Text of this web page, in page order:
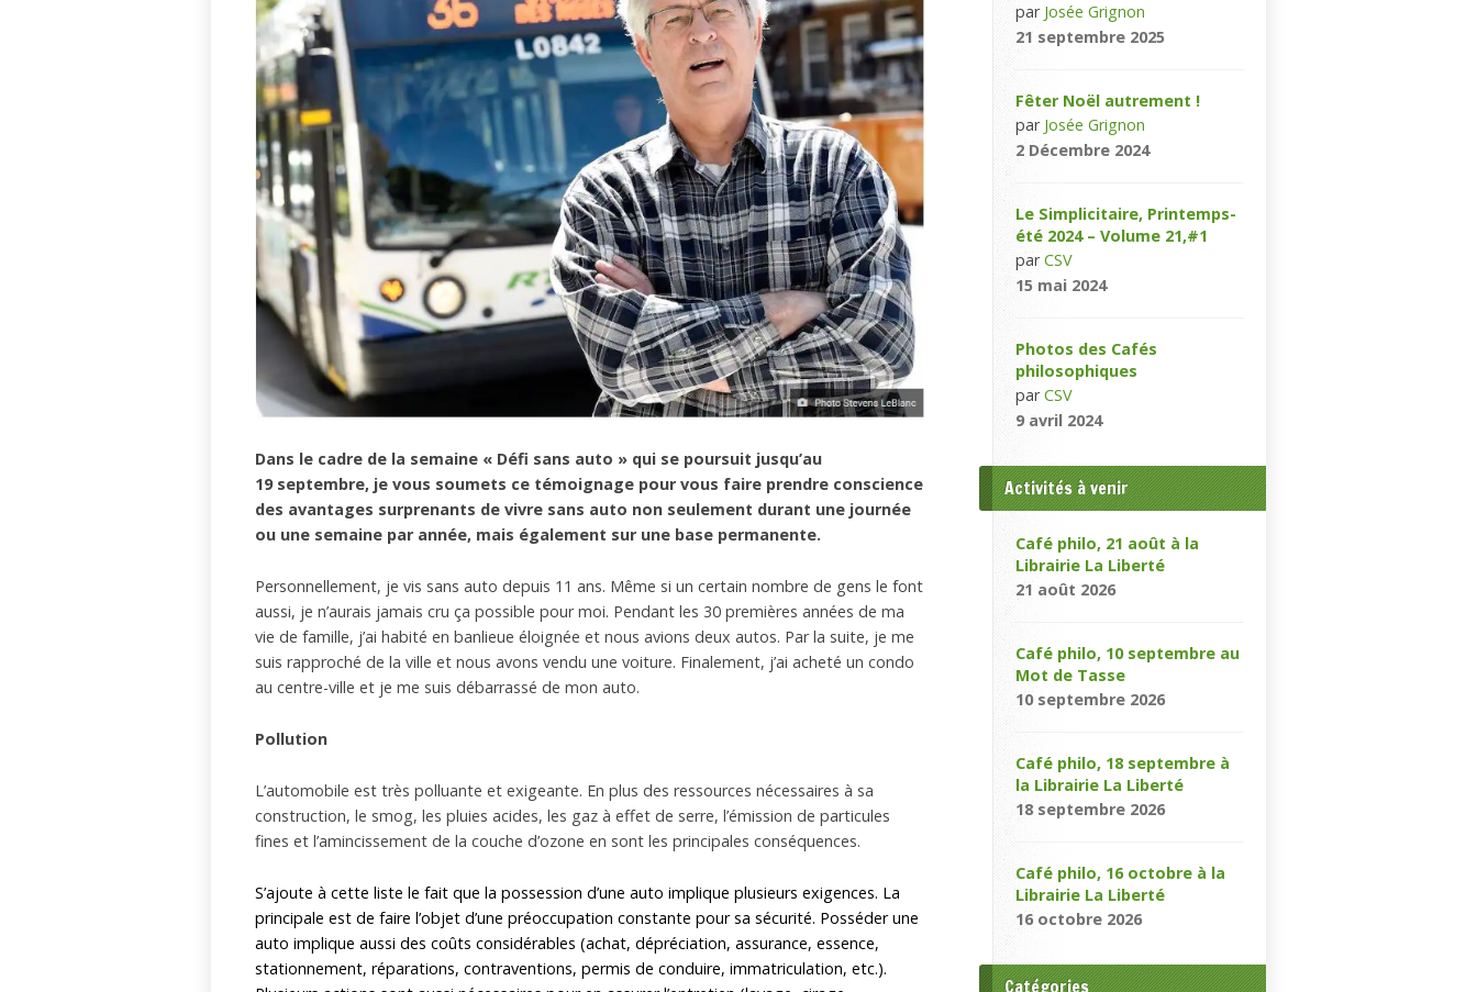
Dans le cadre de la semaine « Défi sans auto » qui se poursuit jusqu’au
19 septembre, je vous soumets ce témoignage pour vous faire prendre conscience
des avantages surprenants de vivre sans auto non seulement durant une journée
ou une semaine par année, mais également sur une base permanente.
Personnellement, je vis sans auto depuis 11 ans. Même si un certain nombre de gens le font
aussi, je n’aurais jamais cru ça possible pour moi. Pendant les 30 premières années de ma
vie de famille, j’ai habité en banlieue éloignée et nous avions deux autos. Par la suite, je me
suis rapproché de la ville et nous avons vendu une voiture. Finalement, j’ai acheté un condo
au centre-ville et je me suis débarrassé de mon auto.
Pollution
L’automobile est très polluante et exigeante. En plus des ressources nécessaires à sa
construction, le smog, les pluies acides, les gaz à effet de serre, l’émission de particules
fines et l’amincissement de la couche d’ozone en sont les principales conséquences.
S’ajoute à cette liste le fait que la possession d’une auto implique plusieurs exigences. La
principale est de faire l’objet d’une préoccupation constante pour sa sécurité. Posséder une
auto implique aussi des coûts considérables (achat, dépréciation, assurance, essence,
stationnement, réparations, contraventions, permis de conduire, immatriculation, etc.).
par Josée Grignon
21 septembre 2025
Fêter Noël autrement !
par Josée Grignon
2 Décembre 2024
Le Simplicitaire, Printemps-
été 2024 – Volume 21,#1
parCSV
15 mai 2024
Photos des Cafés
philosophiques
parCSV
9 avril 2024
Activités à venir
Café philo, 21 août à la
Librairie La Liberté
21 août 2026
Café philo, 10 septembre au
Mot de Tasse
10 septembre 2026
Café philo, 18 septembre à
la Librairie La Liberté
18 septembre 2026
Café philo, 16 octobre à la
Librairie La Liberté
16 octobre 2026
Catégories